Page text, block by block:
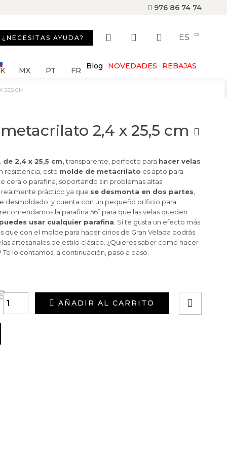
976 86 74 74
¿NECESITAS AYUDA? ES
MX PT FR Blog NOVEDADES REBAJAS
25,5 CM
2,4 x 25,5 cm
2,4 x 25,5 cm,transparente, perfecto para hacer velas
resistencia, este molde de metacrilato es apto para
cera o parafina, soportando sin problemas altas
práctico ya que se desmonta en dos partes
desmoldado, y cuenta con un pequeño orificio para
la parafina 56º para que las velas queden
puedes usar cualquier parafina . Si te gusta un efecto más
que con el molde para hacer cirios de Gran Velada podrás
artesanales de estilo clásico. ¿Quieres saber como hacer
lo contamos, a continuación, paso a paso.
AÑADIR AL CARRITO